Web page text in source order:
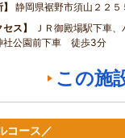
静岡県裾野市須山２２５
セス
ＪＲ御殿場駅下車
社公園前下車 徒歩3分
この施
コース／